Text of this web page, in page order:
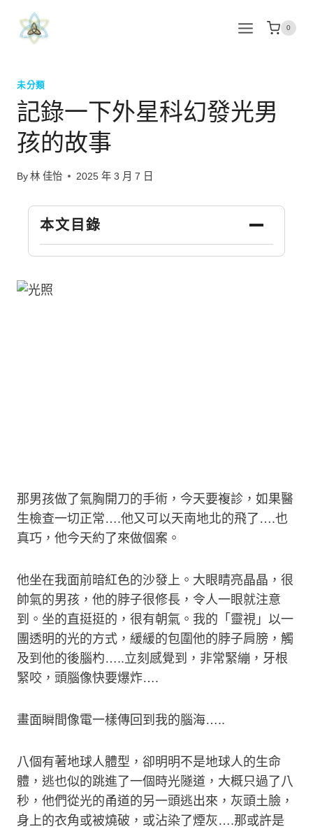
0
未分類
記錄一下外星科幻發光男
孩的故事
By林 佳怡 2025 年 3 月 7 日
本文目錄
那男孩做了氣胸開刀的手術，今天要複診，如果醫
生檢查一切正常….他又可以天南地北的飛了….也
真巧，他今天約了來做個案。
他坐在我面前暗紅色的沙發上。大眼睛亮晶晶，很
帥氣的男孩，他的脖子很修長，令人一眼就注意
到。坐的直挺挺的，很有朝氣。我的「靈視」以一
團透明的光的方式，緩緩的包圍他的脖子肩膀，觸
及到他的後腦杓…..立刻感覺到，非常緊繃，牙根
緊咬，頭腦像快要爆炸….
畫面瞬間像電一樣傳回到我的腦海…..
八個有著地球人體型，卻明明不是地球人的生命
體，逃也似的跳進了一個時光隧道，大概只過了八
秒，他們從光的甬道的另一頭逃出來，灰頭土臉，
身上的衣角或被燒破，或沾染了煙灰….那或許是